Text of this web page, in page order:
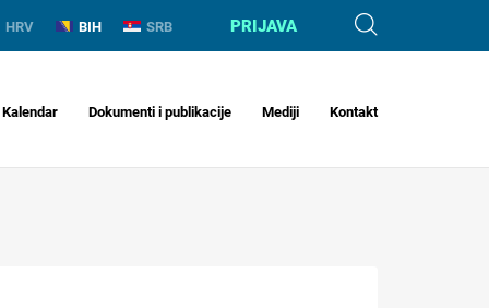
HRV BIH SRB PRIJAVA
Kalendar Dokumenti i publikacije Mediji Kontakt